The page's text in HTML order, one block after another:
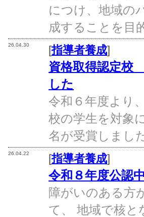
につけ、地域の
成することを目
26.04.30 [指導者養成]
資格取得認定校
した
令和６年度より
校の学生を対象
名が受賞しまし
26.04.22 [指導者養成]
令和８年度公認
障がいのある方
て、 地域で核と